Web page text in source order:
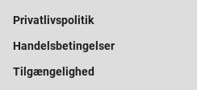
Privatlivspolitik
Handelsbetingelser
Tilgængelighed